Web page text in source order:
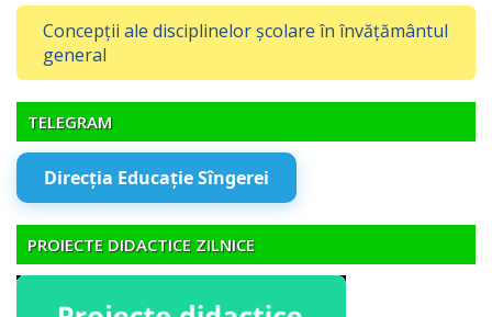
Concepții ale disciplinelor școlare în învățământul
general
TELEGRAM
Direcția Educație Sîngerei
PROIECTE DIDACTICE ZILNICE